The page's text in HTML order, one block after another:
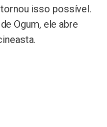
isso possível.
Ogum, ele abre